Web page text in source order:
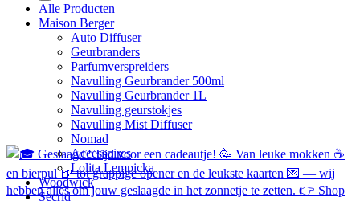
Alle Producten
Maison Berger
Auto Diffuser
Geurbranders
Parfumverspreiders
Navulling Geurbrander 500ml
Navulling Geurbrander 1L
Navulling geurstokjes
Navulling Mist Diffuser
Nomad
Accessoires
Lolita Lempicka
Woodwick
Secrid